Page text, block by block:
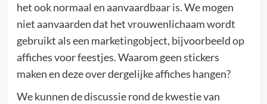
het ook normaal en aanvaardbaar is. We mogen
niet aanvaarden dat het vrouwenlichaam wordt
gebruikt als een marketingobject, bijvoorbeeld op
affiches voor feestjes. Waarom geen stickers
maken en deze over dergelijke affiches hangen?
We kunnen de discussie rond de kwestie van